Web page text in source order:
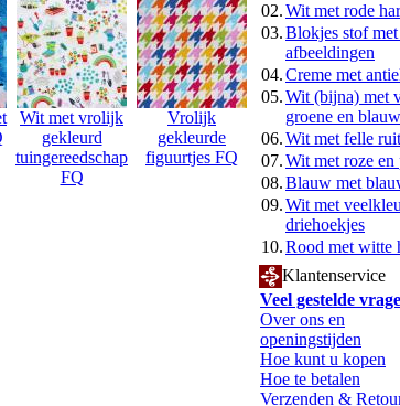
Wit met vrolijk
gekleurd
tuingereedschap
FQ
Vrolijk
gekleurde
figuurtjes FQ
02.Wit met rode
03.Blokjes stof
afbeeldingen
04.Creme met
05.Wit (bijna) met
groene en
06.Wit met felle
07.Wit met roze en
08.Blauw met
09.Wit met
driehoekjes
10.Rood met witte
Klantenservice
Veel gestelde
Over ons en
openingstijden
Hoe kunt u kopen
Hoe te betalen
Verzenden &